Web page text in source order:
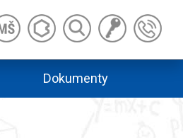
Dokumenty